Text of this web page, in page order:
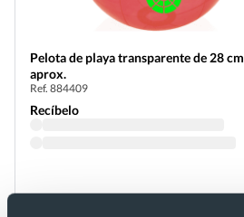
Pelota de playa transparente de 28 cm
aprox.
Ref. 884409
Recíbelo